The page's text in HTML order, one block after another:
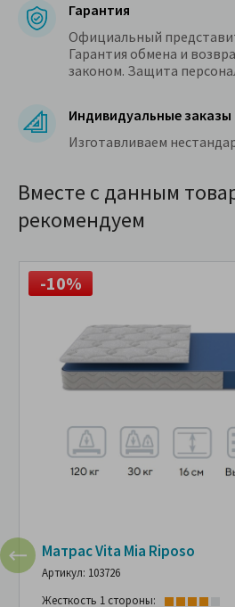
Гарантия
Официальный
Гарантия обмена и
законом. Защита
Индивидуальные заказы
Изготавливаем
Вместе с данным
рекомендуем
-10%
Матрас Vita Mia Riposo
Артикул: 103726
Жесткость 1 стороны: